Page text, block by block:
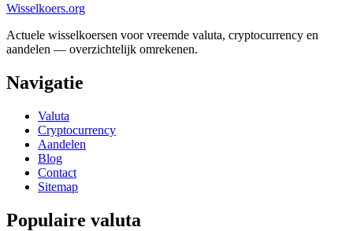
Wisselkoers.org
Actuele wisselkoersen voor vreemde valuta, cryptocurrency en
aandelen — overzichtelijk omrekenen.
Navigatie
Valuta
Cryptocurrency
Aandelen
Blog
Contact
Sitemap
Populaire valuta